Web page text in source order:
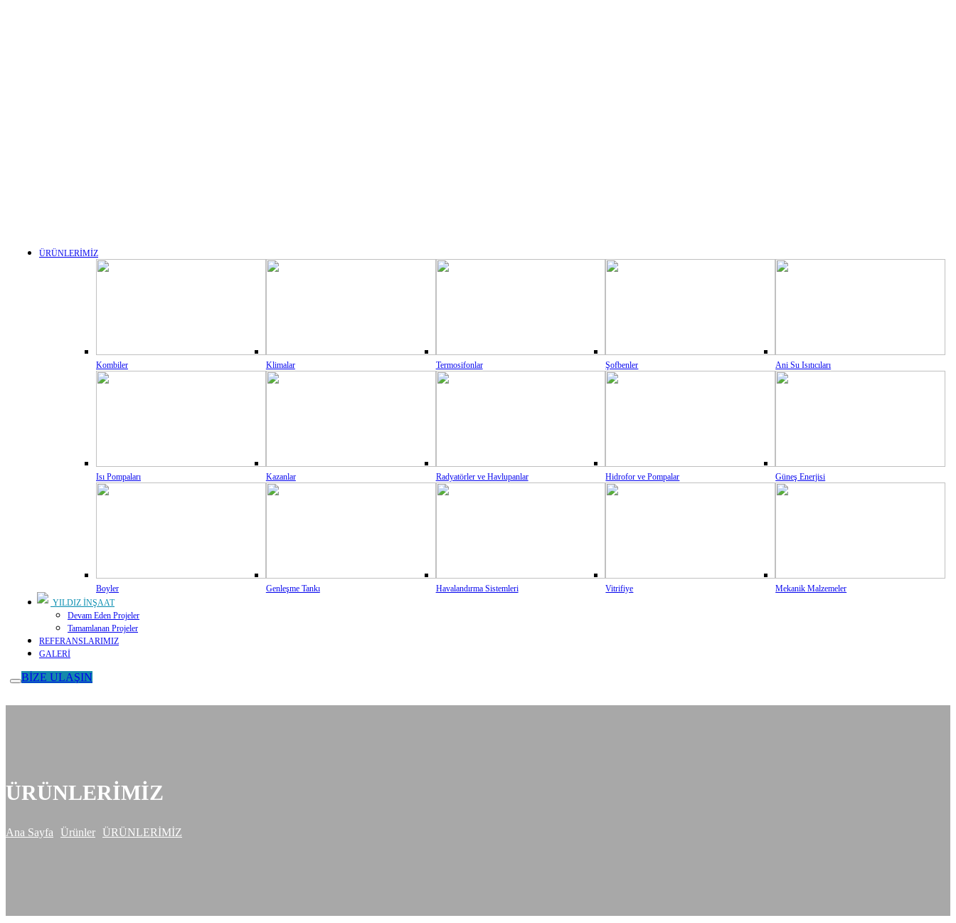
ÜRÜNLERİMİZ
Kombiler Klimalar Termosifonlar Şofbenler Ani Su Isıtıcıları
Isı Pompaları Kazanlar Radyatörler ve Havlupanlar Hidrofor ve Pompalar Güneş Enerjisi
Boyler Genleşme Tankı Havalandırma Sistemleri Vitrifiye
Mekanik Malzemeler
YILDIZ İNŞAAT
Devam Eden Projeler
Tamamlanan Projeler
REFERANSLARIMIZ
GALERİ
BİZE ULAŞIN
ÜRÜNLERİMİZ
Ana Sayfa Ürünler ÜRÜNLERİMİZ